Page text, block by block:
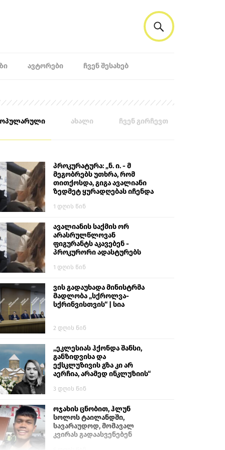
ᲐᲕᲢᲝᲠᲔᲑᲘ ᲩᲕᲔᲜ ᲨᲔᲡᲐᲮᲔᲑ
ახალი ჩვენ გირჩევთ
პროკურატურა: „ნ. ი. - მ
მეგობრებს უთხრა, რომ
თითქოსდა, გიგა ავალიანი
ზედმეტ ყურადღებას იჩენდა
ალექსანდრე გაბაშვილი
გიგა ავალიანს“
1 დღის წინ
ავალიანის საქმის ორ
არასრულწლოვან
ფიგურანტს აკავებენ -
პროკურორი ადასტურებს
1 დღის წინ
ვის გადაუხადა მინისტრმა
მადლობა „სქროლვა-
სქრინვისთვის“ | სია
2 დღის წინ
„ეკლესიას ჰქონდა შანსი,
განზიდვისა და
ექსკლუზივის გზა კი არ
აერჩია, არამედ ინკლუზიის“
3 დღის წინ
ოჯახის ცნობით, ჰლუნ
სოლოს ტაილანდში,
სავარაუდოდ, მომავალ
კვირას გადაასვენებენ